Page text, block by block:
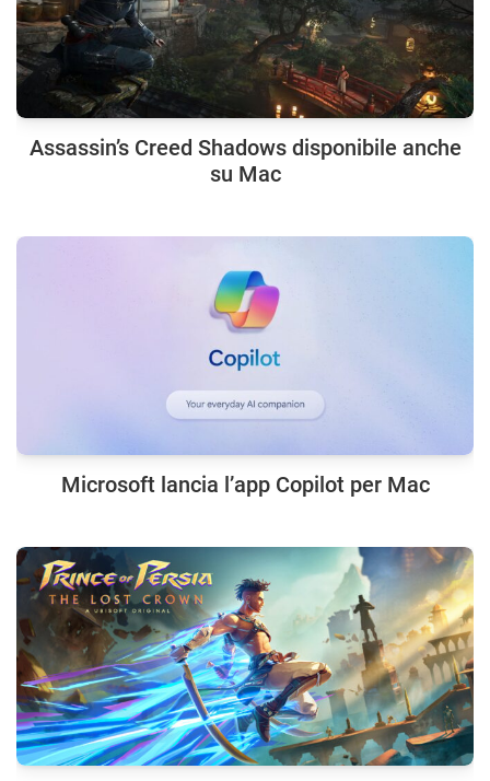
Assassin’s Creed Shadows disponibile anche
su Mac
Microsoft lancia l’app Copilot per Mac